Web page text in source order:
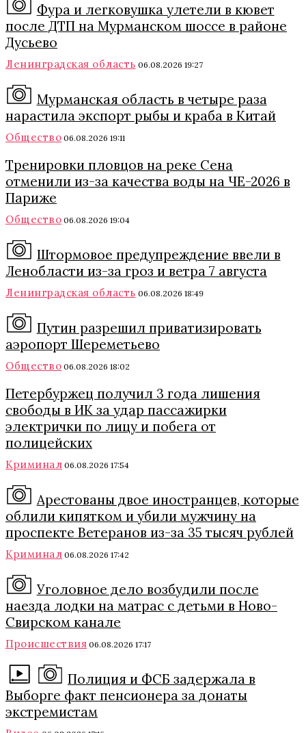
Фура и легковушка улетели в кювет
после ДТП на Мурманском шоссе в районе
Дусьево
Ленинградская область 06.08.2026 19:27
Мурманская область в четыре раза
нарастила экспорт рыбы и краба в Китай
Общество 06.08.2026 19:11
Тренировки пловцов на реке Сена
отменили из-за качества воды на ЧЕ-2026 в
Париже
Общество 06.08.2026 19:04
Штормовое предупреждение ввели в
Ленобласти из-за гроз и ветра 7 августа
Ленинградская область 06.08.2026 18:49
Путин разрешил приватизировать
аэропорт Шереметьево
Общество 06.08.2026 18:02
Петербуржец получил 3 года лишения
свободы в ИК за удар пассажирки
электрички по лицу и побега от
полицейских
Криминал 06.08.2026 17:54
Арестованы двое иностранцев, которые
облили кипятком и убили мужчину на
проспекте Ветеранов из-за 35 тысяч рублей
Криминал 06.08.2026 17:42
Уголовное дело возбудили после
наезда лодки на матрас с детьми в Ново-
Свирском канале
Происшествия 06.08.2026 17:17
Полиция и ФСБ задержала в
Выборге факт пенсионера за донаты
экстремистам